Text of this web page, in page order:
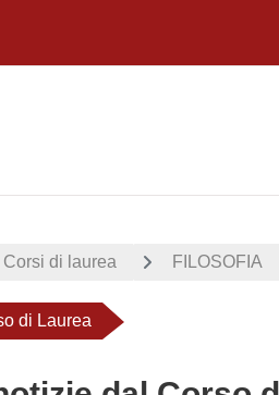
Corsi di laurea FILOSOFIA
di Laurea